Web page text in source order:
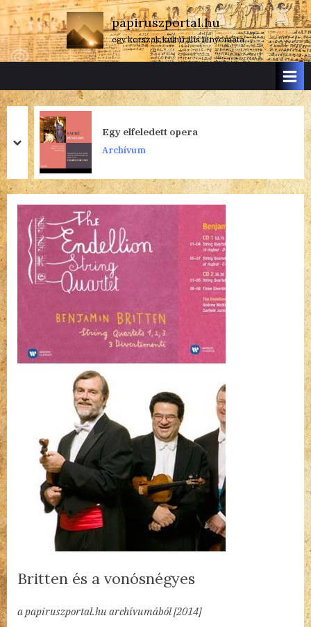
Skip
to
content
papiruszportal.hu
egy korszak kulturális lenyomata
Egy elfeledett opera
Archívum
prev
next
Britten és a vonósnégyes
on
és
a papiruszportal.hu archívumából [2014]